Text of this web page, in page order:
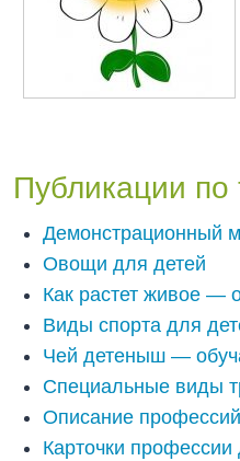
Публикации по
Демонстрационный
Овощи для детей
Как растет живое —
Виды спорта для
Чей детеныш —
Специальные виды
Описание
Карточки профессии